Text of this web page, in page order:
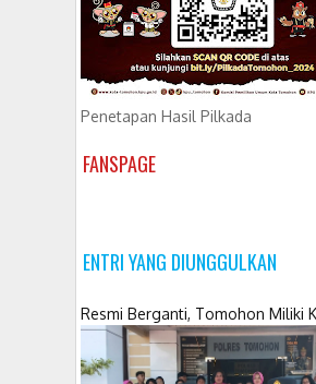
Penetapan Hasil Pilkada
FANSPAGE
ENTRI YANG DIUNGGULKAN
Resmi Berganti, Tomohon Miliki